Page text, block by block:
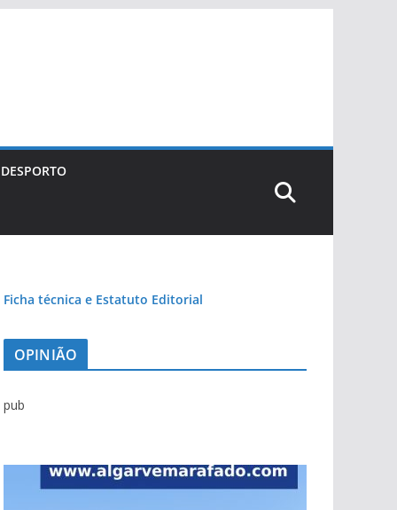
DESPORTO
Ficha técnica e Estatuto Editorial
OPINIÃO
pub